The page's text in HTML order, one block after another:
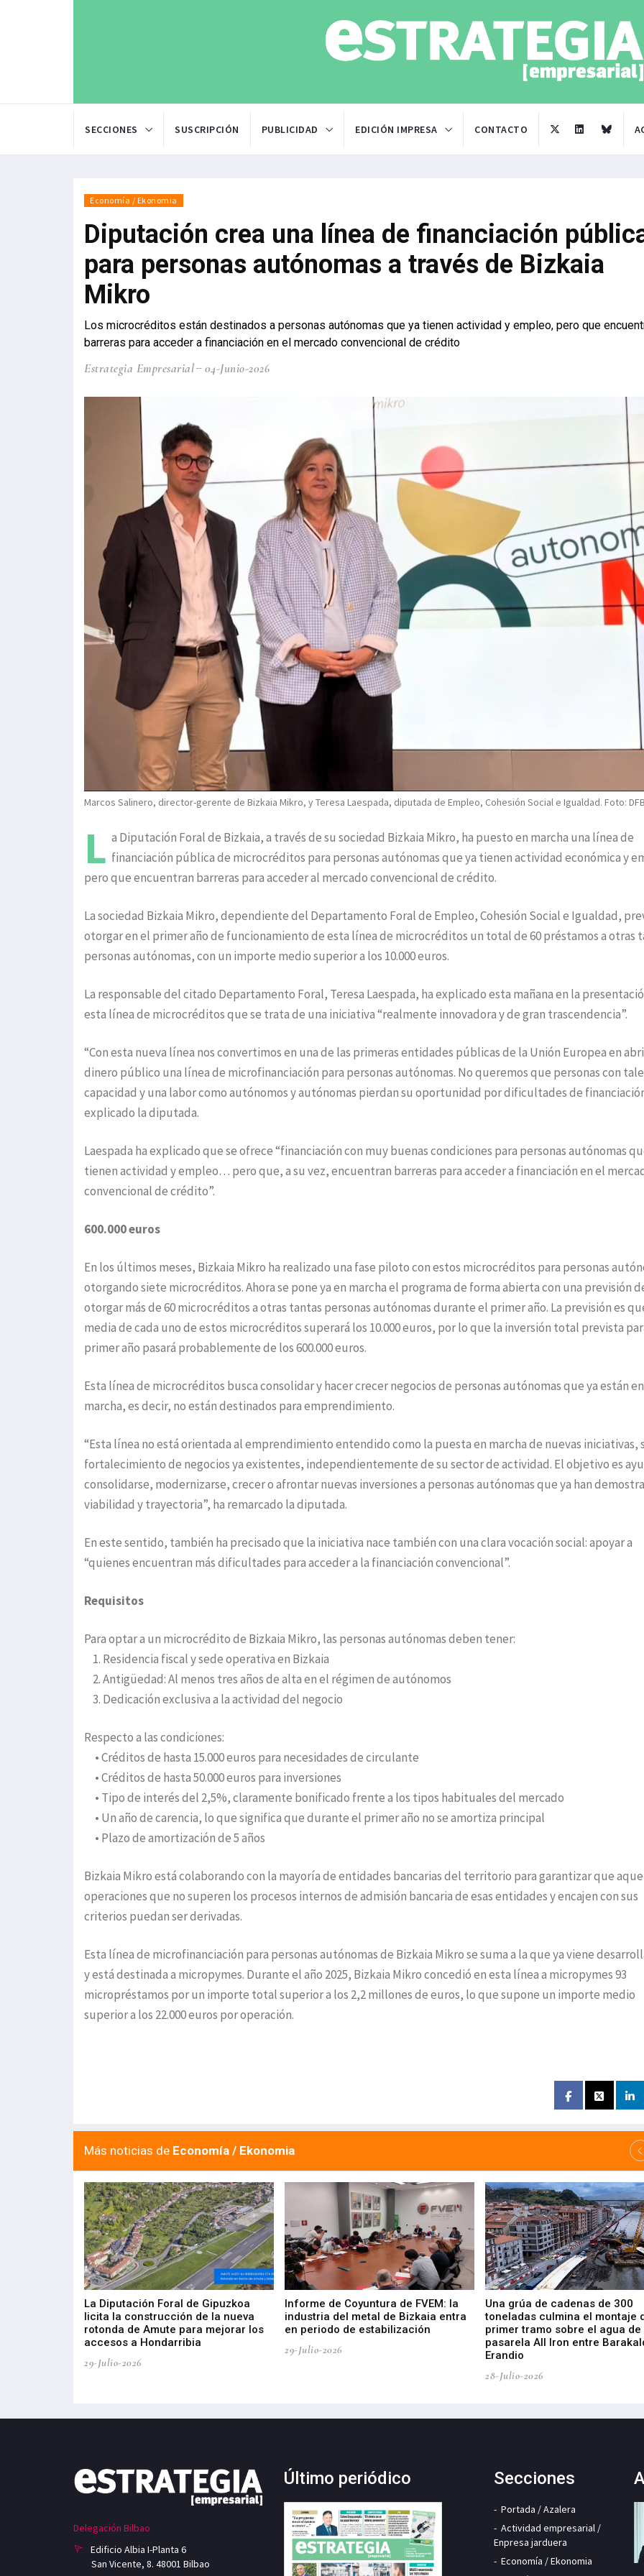
SECCIONES SUSCRIPCIÓN PUBLICIDAD EDICIÓN IMPRESA CONTACTO
Economía / Ekonomia
Diputación crea una línea de financiación
para personas autónomas a través de Bizkaia
Mikro
Los microcréditos están destinados a personas autónomas que ya tienen actividad y empleo, pero que
barreras para acceder a financiación en el mercado convencional de crédito
Estrategia Empresarial 04-Junio-2026
Marcos Salinero, director-gerente de Bizkaia Mikro, y Teresa Laespada, diputada de Empleo, Cohesión Social e Igualdad. Foto:
L a Diputación Foral de Bizkaia, a través de su sociedad Bizkaia Mikro, ha puesto en marcha una línea de
financiación pública de microcréditos para personas autónomas que ya tienen actividad económica y
pero que encuentran barreras para acceder al mercado convencional de crédito.
La sociedad Bizkaia Mikro, dependiente del Departamento Foral de Empleo, Cohesión Social e Igualdad,
otorgar en el primer año de funcionamiento de esta línea de microcréditos un total de 60 préstamos a otras
personas autónomas, con un importe medio superior a los 10.000 euros.
La responsable del citado Departamento Foral, Teresa Laespada, ha explicado esta mañana en la
esta línea de microcréditos que se trata de una iniciativa “realmente innovadora y de gran trascendencia”.
“Con esta nueva línea nos convertimos en una de las primeras entidades públicas de la Unión Europea en
dinero público una línea de microfinanciación para personas autónomas. No queremos que personas con
capacidad y una labor como autónomos y autónomas pierdan su oportunidad por dificultades de
explicado la diputada.
Laespada ha explicado que se ofrece “financiación con muy buenas condiciones para personas autónomas
tienen actividad y empleo… pero que, a su vez, encuentran barreras para acceder a financiación en el
convencional de crédito”.
600.000 euros
En los últimos meses, Bizkaia Mikro ha realizado una fase piloto con estos microcréditos para personas
otorgando siete microcréditos. Ahora se pone ya en marcha el programa de forma abierta con una previsión
otorgar más de 60 microcréditos a otras tantas personas autónomas durante el primer año. La previsión es
media de cada uno de estos microcréditos superará los 10.000 euros, por lo que la inversión total prevista
primer año pasará probablemente de los 600.000 euros.
Esta línea de microcréditos busca consolidar y hacer crecer negocios de personas autónomas que ya están en
marcha, es decir, no están destinados para emprendimiento.
“Esta línea no está orientada al emprendimiento entendido como la puesta en marcha de nuevas iniciativas,
fortalecimiento de negocios ya existentes, independientemente de su sector de actividad. El objetivo es
consolidarse, modernizarse, crecer o afrontar nuevas inversiones a personas autónomas que ya han
viabilidad y trayectoria”, ha remarcado la diputada.
En este sentido, también ha precisado que la iniciativa nace también con una clara vocación social: apoyar a
“quienes encuentran más dificultades para acceder a la financiación convencional”.
Requisitos
Para optar a un microcrédito de Bizkaia Mikro, las personas autónomas deben tener:
1. Residencia fiscal y sede operativa en Bizkaia
2. Antigüedad: Al menos tres años de alta en el régimen de autónomos
3. Dedicación exclusiva a la actividad del negocio
Respecto a las condiciones:
• Créditos de hasta 15.000 euros para necesidades de circulante
• Créditos de hasta 50.000 euros para inversiones
• Tipo de interés del 2,5%, claramente bonificado frente a los tipos habituales del mercado
• Un año de carencia, lo que significa que durante el primer año no se amortiza principal
• Plazo de amortización de 5 años
Bizkaia Mikro está colaborando con la mayoría de entidades bancarias del territorio para garantizar que
operaciones que no superen los procesos internos de admisión bancaria de esas entidades y encajen con sus
criterios puedan ser derivadas.
Esta línea de microfinanciación para personas autónomas de Bizkaia Mikro se suma a la que ya viene
y está destinada a micropymes. Durante el año 2025, Bizkaia Mikro concedió en esta línea a micropymes 93
micropréstamos por un importe total superior a los 2,2 millones de euros, lo que supone un importe medio
superior a los 22.000 euros por operación.
Más noticias de Economía / Ekonomia
La Diputación Foral de Gipuzkoa
licita la construcción de la nueva
rotonda de Amute para mejorar los
accesos a Hondarribia
29-Julio-2026
Informe de Coyuntura de FVEM: la
industria del metal de Bizkaia entra
en periodo de estabilización
29-Julio-2026
Una grúa de cadenas de 300
toneladas culmina el montaje
primer tramo sobre el agua de
pasarela All Iron entre
Erandio
28-Julio-2026
Delegación Bilbao
Edificio Albia I-Planta 6
San Vicente, 8. 48001 Bilbao
Último periódico Secciones
Portada / Azalera
Actividad empresarial /
Enpresa jarduera
Economía / Ekonomia